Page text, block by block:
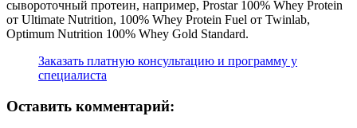
сывороточный протеин, например, Prostar 100% Whey Protein
от Ultimate Nutrition, 100% Whey Protein Fuel от Twinlab,
Optimum Nutrition 100% Whey Gold Standard.
Заказать платную консультацию и программу у
специалиста
Оставить комментарий: